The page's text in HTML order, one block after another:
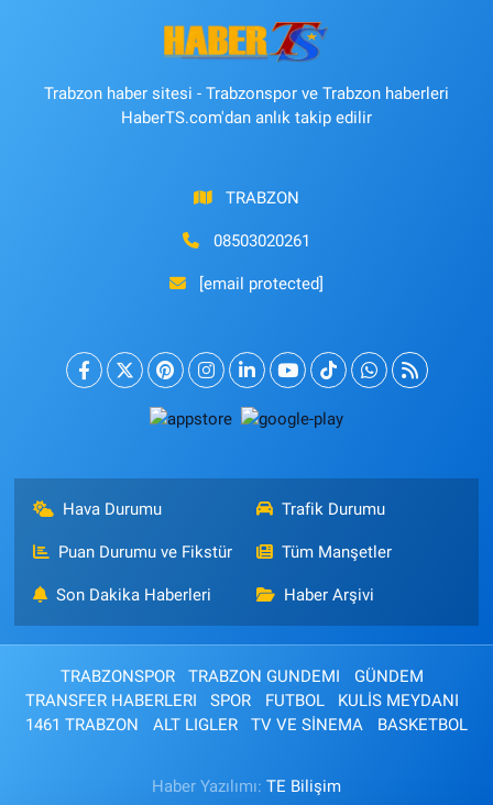
Trabzon haber sitesi - Trabzonspor ve Trabzon haberleri
HaberTS.com'dan anlık takip edilir
TRABZON
08503020261
[email protected]
Hava Durumu Trafik Durumu
Puan Durumu ve Fikstür Tüm Manşetler
Son Dakika Haberleri Haber Arşivi
TRABZONSPOR TRABZON GUNDEMI
GÜNDEM
TRANSFER HABERLERI
SPOR FUTBOL
KULİS MEYDANI
1461 TRABZON
ALT LIGLER TV VE SİNEMA BASKETBOL
Haber Yazılımı: TE Bilişim